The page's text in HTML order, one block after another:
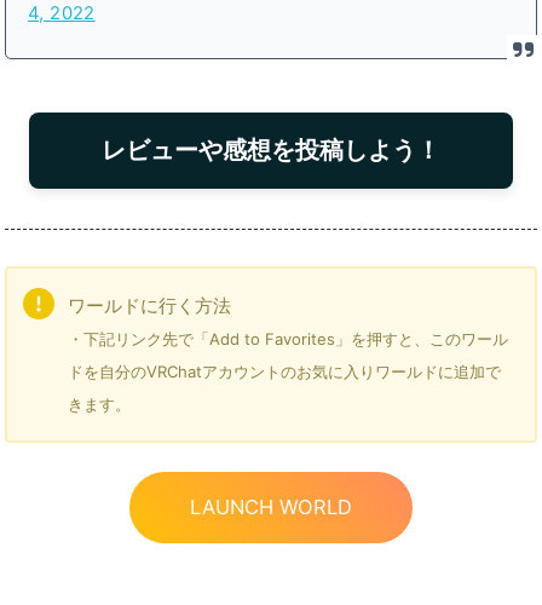
4, 2022
レビューや感想を投稿しよう！
ワールドに行く方法
・下記リンク先で「Add to Favorites」を押すと、このワール
ドを自分のVRChatアカウントのお気に入りワールドに追加で
きます。
LAUNCH WORLD